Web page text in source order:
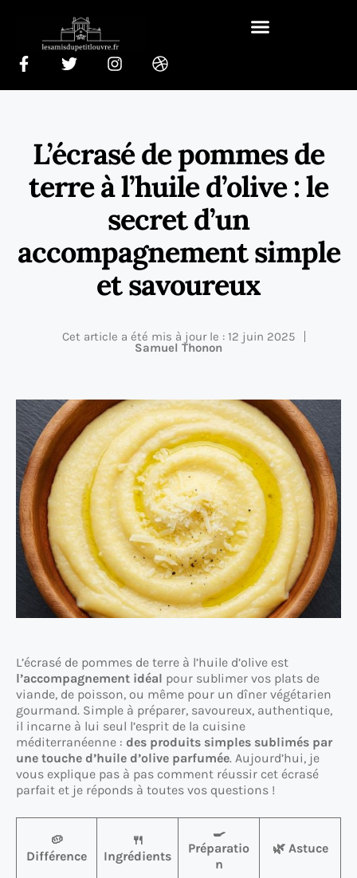
L’écrasé de pommes de
terre à l’huile d’olive : le
secret d’un
accompagnement simple
et savoureux
Cet article a été mis à jour le : 12 juin 2025
Samuel Thonon
L’écrasé de pommes de terre à l’huile d’olive est
l’accompagnement idéal pour sublimer vos plats de
viande, de poisson, ou même pour un dîner végétarien
gourmand. Simple à préparer, savoureux, authentique,
il incarne à lui seul l’esprit de la cuisine
méditerranéenne : des produits simples sublimés par
une touche d’huile d’olive parfumée. Aujourd’hui, je
vous explique pas à pas comment réussir cet écrasé
parfait et je réponds à toutes vos questions !
🥔
Différence
🍴
Ingrédients
🍳
Préparatio
n
🌿 Astuce